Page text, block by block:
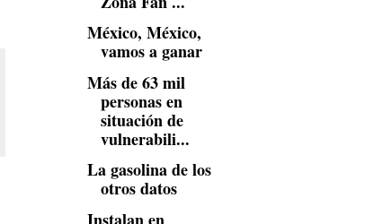
México, México,
vamos a ganar
Más de 63 mil
personas en
situación de
vulnerabili...
La gasolina de los
otros datos
Instalan en